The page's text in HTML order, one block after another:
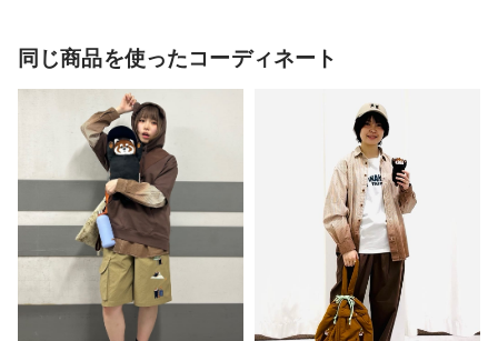
同じ商品を使ったコーディネート